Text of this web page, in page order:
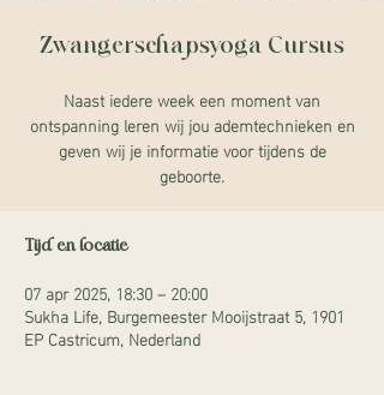
Zwangerschapsyoga Cursus
Naast iedere week een moment van
ontspanning leren wij jou ademtechnieken en
geven wij je informatie voor tijdens de
geboorte.
Tijd en locatie
07 apr 2025, 18:30 – 20:00
Sukha Life, Burgemeester Mooijstraat 5, 1901
EP Castricum, Nederland